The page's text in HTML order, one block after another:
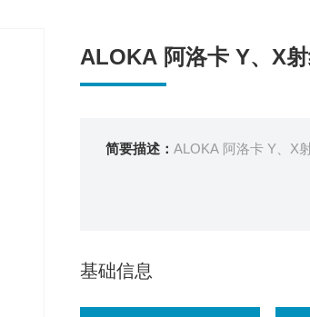
ALOKA 阿洛卡 Y、X
简要描述： ALOKA 阿洛卡 Y、X
基础信息